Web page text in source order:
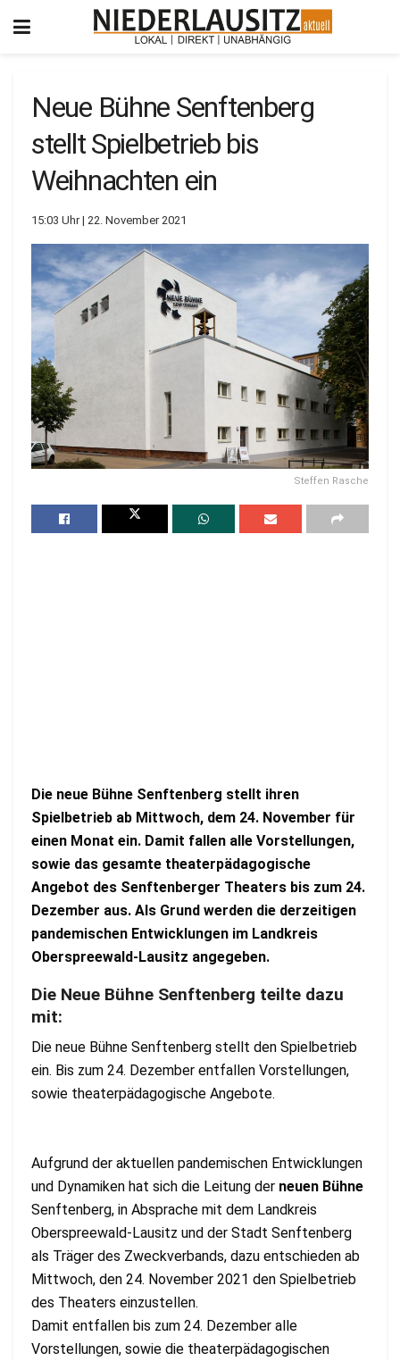
Neue Bühne Senftenberg
stellt Spielbetrieb bis
Weihnachten ein
15:03 Uhr | 22. November 2021
Steffen Rasche
Die neue Bühne Senftenberg stellt ihren
Spielbetrieb ab Mittwoch, dem 24. November für
einen Monat ein. Damit fallen alle Vorstellungen,
sowie das gesamte theaterpädagogische
Angebot des Senftenberger Theaters bis zum 24.
Dezember aus. Als Grund werden die derzeitigen
pandemischen Entwicklungen im Landkreis
Oberspreewald-Lausitz angegeben.
Die Neue Bühne Senftenberg teilte dazu
mit:
Die neue Bühne Senftenberg stellt den Spielbetrieb
ein. Bis zum 24. Dezember entfallen Vorstellungen,
sowie theaterpädagogische Angebote.
Aufgrund der aktuellen pandemischen Entwicklungen
und Dynamiken hat sich die Leitung der neuen Bühne
Senftenberg, in Absprache mit dem Landkreis
Oberspreewald-Lausitz und der Stadt Senftenberg
als Träger des Zweckverbands, dazu entschieden ab
Mittwoch, den 24. November 2021 den Spielbetrieb
des Theaters einzustellen.
Damit entfallen bis zum 24. Dezember alle
Vorstellungen, sowie die theaterpädagogischen